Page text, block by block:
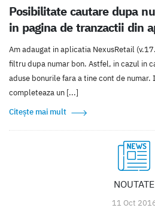
Posibilitate cautare dupa
in pagina de tranzactii din
Am adaugat in aplicatia NexusRetail
filtru dupa numar bon. Astfel, in cazul in
aduse bonurile fara a tine cont de numar.
completeaza un [...]
Citește mai mult
NOUTATE
11 Oct